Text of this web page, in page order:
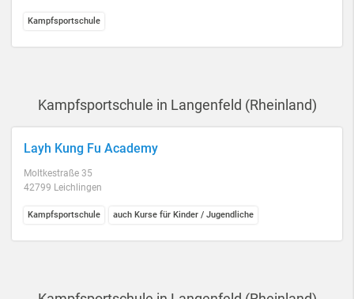
Kampfsportschule
Kampfsportschule in Langenfeld (Rheinland)
Layh Kung Fu Academy
Moltkestraße 35
42799 Leichlingen
Kampfsportschule auch Kurse für Kinder / Jugendliche